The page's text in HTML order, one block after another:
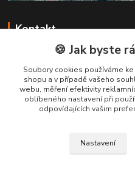
Kontakt
+420 731 147 113
(Po-Pá, 8-16 hod.)
info@pruska.cz
🍪 Jak byste
Soubory cookies používáme
shopu a v případě vašeho
webu, měření efektivity
oblíbeného nastavení při
odpovídajících vašim
Nastavení